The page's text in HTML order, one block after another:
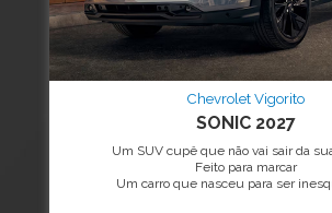
Chevrolet Vigorito
SONIC 2027
Um SUV cupê que não vai sair da
Feito para marcar
Um carro que nasceu para ser